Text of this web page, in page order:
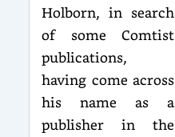
Holborn, in search
of some Comtist
publications,
having come across
his name as a
publisher in the